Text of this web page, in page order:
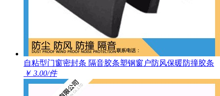
自粘型门窗密封条 隔音胶条塑钢窗户防风保暖防撞胶条
￥ 3.00/件